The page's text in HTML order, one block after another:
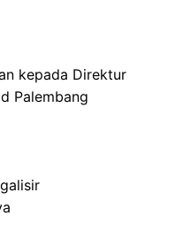
kepada Direktur
Palembang